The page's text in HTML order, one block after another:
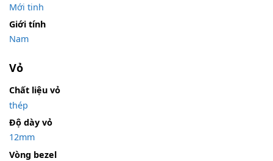
Mới tinh
Giới tính
Nam
Vỏ
Chất liệu vỏ
thép
Độ dày vỏ
12mm
Vòng bezel